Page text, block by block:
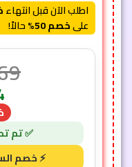
اطلب الآن قبل انتهاء
علىخصم 50% حالاً!